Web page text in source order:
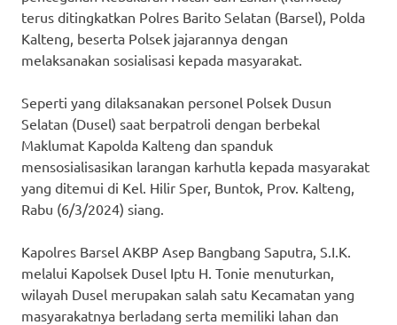
terus ditingkatkan Polres Barito Selatan (Barsel), Polda
Kalteng, beserta Polsek jajarannya dengan
melaksanakan sosialisasi kepada masyarakat.
Seperti yang dilaksanakan personel Polsek Dusun
Selatan (Dusel) saat berpatroli dengan berbekal
Maklumat Kapolda Kalteng dan spanduk
mensosialisasikan larangan karhutla kepada masyarakat
yang ditemui di Kel. Hilir Sper, Buntok, Prov. Kalteng,
Rabu (6/3/2024) siang.
Kapolres Barsel AKBP Asep Bangbang Saputra, S.I.K.
melalui Kapolsek Dusel Iptu H. Tonie menuturkan,
wilayah Dusel merupakan salah satu Kecamatan yang
masyarakatnya berladang serta memiliki lahan dan